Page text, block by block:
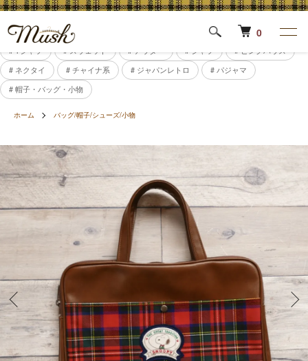
0
# Tシャツ # スウェット # アウター # シャツ
# ピンクハウス
# ネクタイ
# チャイナ系 # ジャパンレトロ
# パジャマ
# 帽子・バッグ・小物
ホーム バッグ/帽子/シューズ/小物